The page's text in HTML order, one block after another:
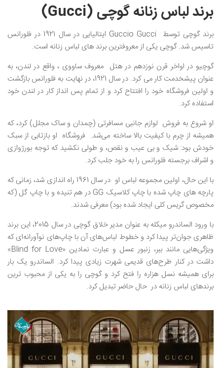
برند لباس زنانه گوچی (Gucci)
برند گوچی توسط Guccio Gucci ایتالیایی در سال 1921 در فلورانس
تاسیس شد. گوچی یکی از معروفترین برند های لباس زنانه است.
گوچیو در اواخر قرن نوزدهم در هتل معروف ساووی ، واقع در لندن، به
عنوان پیشخدمت کار می کرد. در سال 1921، در نهایت به فلورانس بازگشت
و اولین فروشگاه خود را افتتاح کرد و از تمام پس انداز کار در لندن خود
استفاده کرد.
او شروع به فروش لوازم جانبی مسافرتی (چمدان و ساک مجلل) کرد، که
همیشه از چرم با کیفیت بالا ساخته می‌شد. فروشگاه او بازتابی از سبک
خودش بود: شیک و بی عیب و نقص، و طولی نکشید که توجه بورژوازی
و اشراف برجسته فلورانس را به خود جلب کرد.
با این حال، اولین مجموعه لباس او در سال 1961 راه اندازی شد، زمانی که
پارچه های چاپ شده با چاپ کلاسیک GG در هم تنیده و با چاپ گل (که
مخصوص گریس کلی ایجاد شده بود) معرفی شدند.
با ورود الساندرو میکله به عنوان مدیر خلاق گوچی در سال 2015، این برند
ظاهری جوان‌تر پیدا کرد و خطوط لباس‌های آن با چاپ‌های نوآورانه‌ای که
ویژگی‌هایی مانند ببر، زنبور عسل و عبارت نمادین «Blind for Love»
داشت در کنار طرح‌‌های قدیمی شهرت زیادی پیدا کرد. الساندرو یک بار
برای همیشه نسل هزاره را فتح کرد و گوچی را به یکی از محبوب ترین
برندهای لباس زنانه در حال حاضر تبدیل کرد.